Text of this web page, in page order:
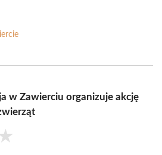
w Zawierciu organizuje akcję